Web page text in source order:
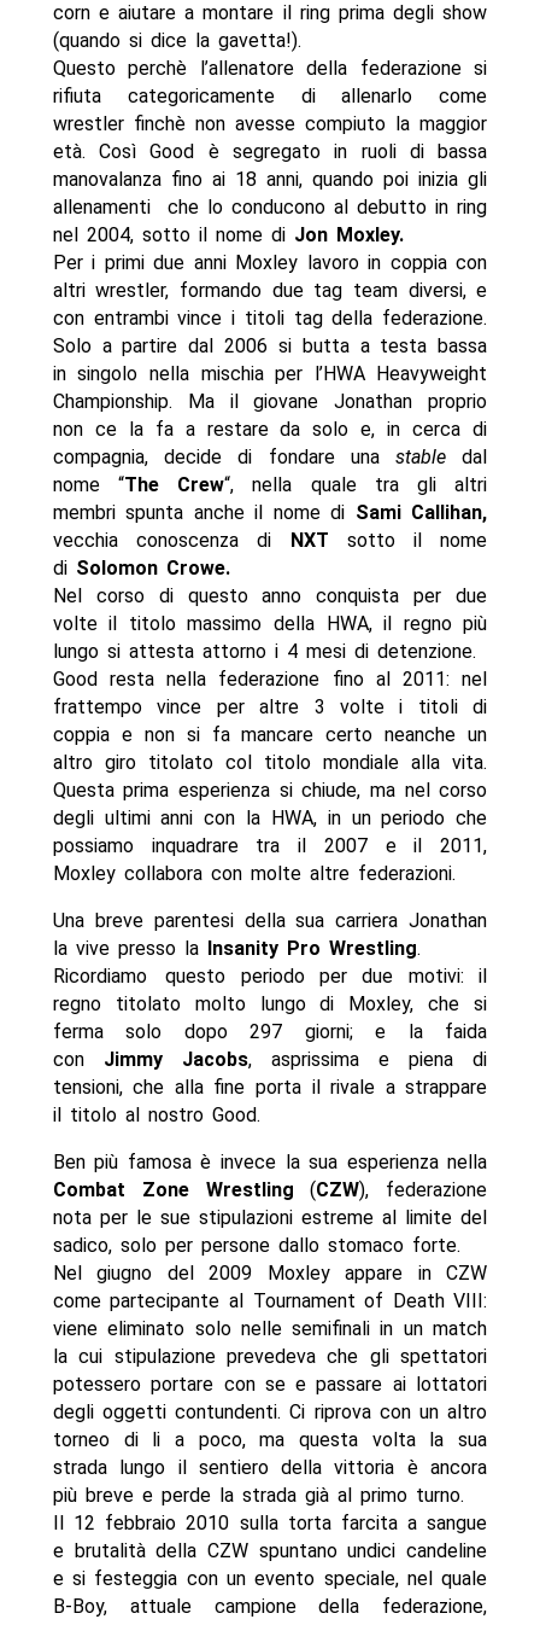
corn e aiutare a montare il ring prima degli show
(quando si dice la gavetta!).
Questo perchè l’allenatore della federazione si
rifiuta categoricamente di allenarlo come
wrestler finchè non avesse compiuto la maggior
età. Così Good è segregato in ruoli di bassa
manovalanza fino ai 18 anni, quando poi inizia gli
allenamenti che lo conducono al debutto in ring
nel 2004, sotto il nome di Jon Moxley.
Per i primi due anni Moxley lavoro in coppia con
altri wrestler, formando due tag team diversi, e
con entrambi vince i titoli tag della federazione.
Solo a partire dal 2006 si butta a testa bassa
in singolo nella mischia per l’HWA Heavyweight
Championship. Ma il giovane Jonathan proprio
non ce la fa a restare da solo e, in cerca di
compagnia, decide di fondare una stabledal
nome “The Crew“, nella quale tra gli altri
membri spunta anche il nome di Sami Callihan,
vecchia conoscenza di
NXT sotto il nome
di Solomon Crowe.
Nel corso di questo anno conquista per due
volte il titolo massimo della HWA, il regno più
lungo si attesta attorno i 4 mesi di detenzione.
Good resta nella federazione fino al 2011: nel
frattempo vince per altre 3 volte i titoli di
coppia e non si fa mancare certo neanche un
altro giro titolato col titolo mondiale alla vita.
Questa prima esperienza si chiude, ma nel corso
degli ultimi anni con la HWA, in un periodo che
possiamo inquadrare tra il 2007 e il 2011,
Moxley collabora con molte altre federazioni.
Una breve parentesi della sua carriera Jonathan
la vive presso la
Insanity Pro Wrestling.
Ricordiamo questo periodo per due motivi: il
regno titolato molto lungo di Moxley, che si
ferma solo dopo 297 giorni; e la faida
con Jimmy Jacobs, asprissima e piena di
tensioni, che alla fine porta il rivale a strappare
il titolo al nostro Good.
Ben più famosa è invece la sua esperienza nella
Combat Zone Wrestling (CZW), federazione
nota per le sue stipulazioni estreme al limite del
sadico, solo per persone dallo stomaco forte.
Nel giugno del 2009 Moxley appare in CZW
come partecipante al Tournament of Death VIII:
viene eliminato solo nelle semifinali in un match
la cui stipulazione prevedeva che gli spettatori
potessero portare con se e passare ai lottatori
degli oggetti contundenti. Ci riprova con un altro
torneo di li a poco, ma questa volta la sua
strada lungo il sentiero della vittoria è ancora
più breve e perde la strada già al primo turno.
Il 12 febbraio 2010 sulla torta farcita a sangue
e brutalità della CZW spuntano undici candeline
e si festeggia con un evento speciale, nel quale
B-Boy, attuale campione della federazione,